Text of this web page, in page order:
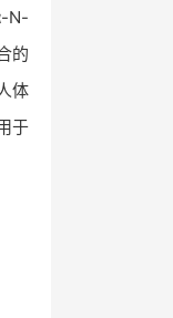
N-
的
体
于